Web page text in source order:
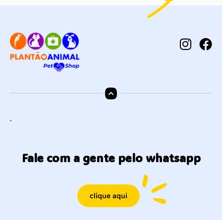
.
Fale com a gente pelo whatsapp
clique aqui